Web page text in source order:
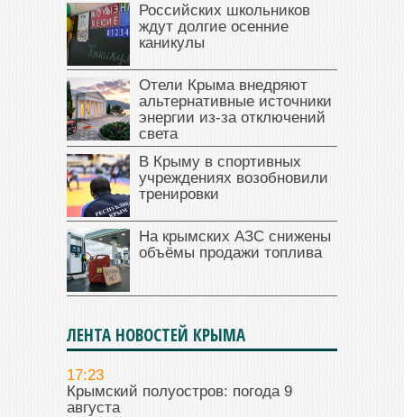
Российских школьников
ждут долгие осенние
каникулы
Отели Крыма внедряют
альтернативные источники
энергии из-за отключений
света
В Крыму в спортивных
учреждениях возобновили
тренировки
На крымских АЗС снижены
объёмы продажи топлива
ЛЕНТА НОВОСТЕЙ КРЫМА
17:23
Крымский полуостров: погода 9
августа